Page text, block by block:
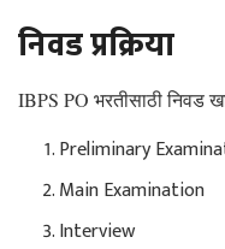
निवड प्रक्रिया
IBPS PO भरतीसाठी निवड
Preliminary
Main Examination
Interview